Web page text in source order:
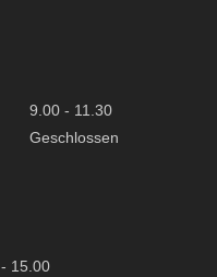
9.00 - 11.30
Geschlossen
15.00